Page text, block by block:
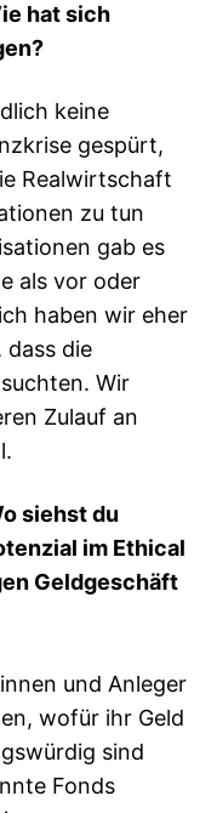
hat sich
keine
gespürt,
Realwirtschaft
zu tun
gab es
als vor oder
haben wir eher
dass die
Wir
Zulauf an
siehst du
im Ethical
Geldgeschäft
und Anleger
wofür ihr Geld
sind
Fonds